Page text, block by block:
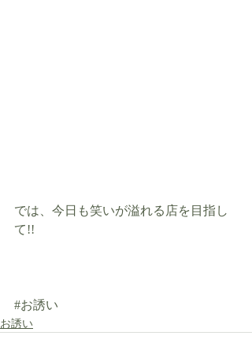
では、今日も笑いが溢れる店を目指し
て!!
#お誘い
お誘い